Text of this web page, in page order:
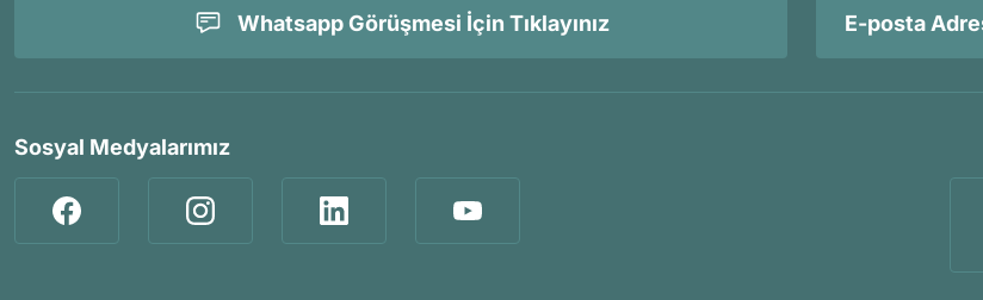
Whatsapp Görüşmesi İçin Tıklayınız
Sosyal Medyalarımız